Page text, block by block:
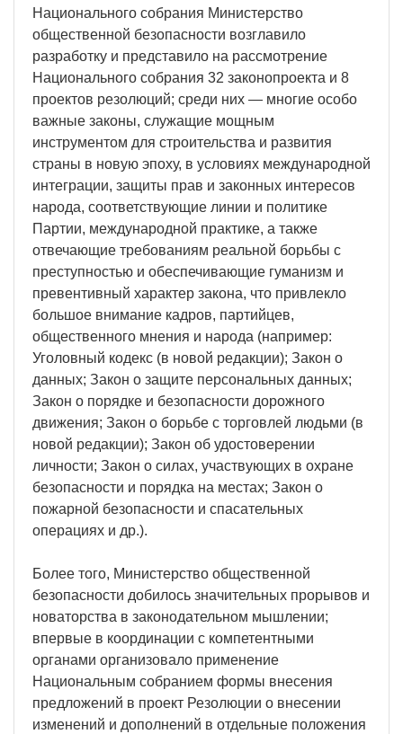
Национального собрания Министерство
общественной безопасности возглавило
разработку и представило на рассмотрение
Национального собрания 32 законопроекта и 8
проектов резолюций; среди них — многие особо
важные законы, служащие мощным
инструментом для строительства и развития
страны в новую эпоху, в условиях международной
интеграции, защиты прав и законных интересов
народа, соответствующие линии и политике
Партии, международной практике, а также
отвечающие требованиям реальной борьбы с
преступностью и обеспечивающие гуманизм и
превентивный характер закона, что привлекло
большое внимание кадров, партийцев,
общественного мнения и народа (например:
Уголовный кодекс (в новой редакции); Закон о
данных; Закон о защите персональных данных;
Закон о порядке и безопасности дорожного
движения; Закон о борьбе с торговлей людьми (в
новой редакции); Закон об удостоверении
личности; Закон о силах, участвующих в охране
безопасности и порядка на местах; Закон о
пожарной безопасности и спасательных
операциях и др.).
Более того, Министерство общественной
безопасности добилось значительных прорывов и
новаторства в законодательном мышлении;
впервые в координации с компетентными
органами организовало применение
Национальным собранием формы внесения
предложений в проект Резолюции о внесении
изменений и дополнений в отдельные положения